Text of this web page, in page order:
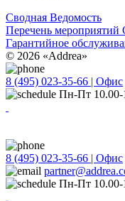
Сводная Ведомость
Перечень
Гарантийное
© 2026 «Addrea»
8 (495) 023-35-66 | Офис
Пн-Пт 10.00-
8 (495) 023-35-66 | Офис
Пн-Пт 10.00-